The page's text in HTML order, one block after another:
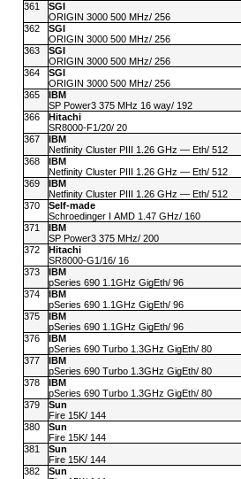
361
SGI
ORIGIN 3000 500 MHz/ 256
362
SGI
ORIGIN 3000 500 MHz/ 256
363
SGI
ORIGIN 3000 500 MHz/ 256
364
SGI
ORIGIN 3000 500 MHz/ 256
365
IBM
SP Power3 375 MHz 16 way/ 192
366
Hitachi
SR8000-F1 /20/ 20
367
IBM
Netfinity Cluster PIII 1.26 GHz — Eth/ 512
368
IBM
Netfinity Cluster PIII 1.26 GHz — Eth/ 512
369
IBM
Netfinity Cluster PIII 1.26 GHz — Eth/ 512
370
Self-made
Schroedinger I AMD 1.47 GHz/ 160
371
IBM
SP Power3 375 MHz/ 200
372
Hitachi
SR8000-G1 /16/ 16
373
IBM
pSeries 690 1.1GHz GigEth/ 96
374
IBM
pSeries 690 1.1GHz GigEth/ 96
375
IBM
pSeries 690 1.1GHz GigEth/ 96
376
IBM
pSeries 690 Turbo 1.3GHz GigEth/ 80
377
IBM
pSeries 690 Turbo 1.3GHz GigEth/ 80
378
IBM
pSeries 690 Turbo 1.3GHz GigEth/ 80
379
Sun
Fire 15K/ 144
380
Sun
Fire 15K/ 144
381
Sun
Fire 15K/ 144
382
Sun